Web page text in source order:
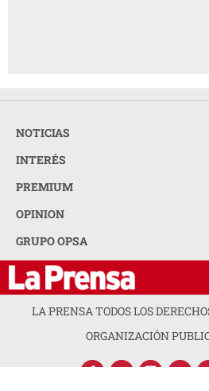
NOTICIAS
INTERÉS
PREMIUM
OPINION
GRUPO OPSA
LA PRENSA TODOS LOS
ORGANIZACIÓN